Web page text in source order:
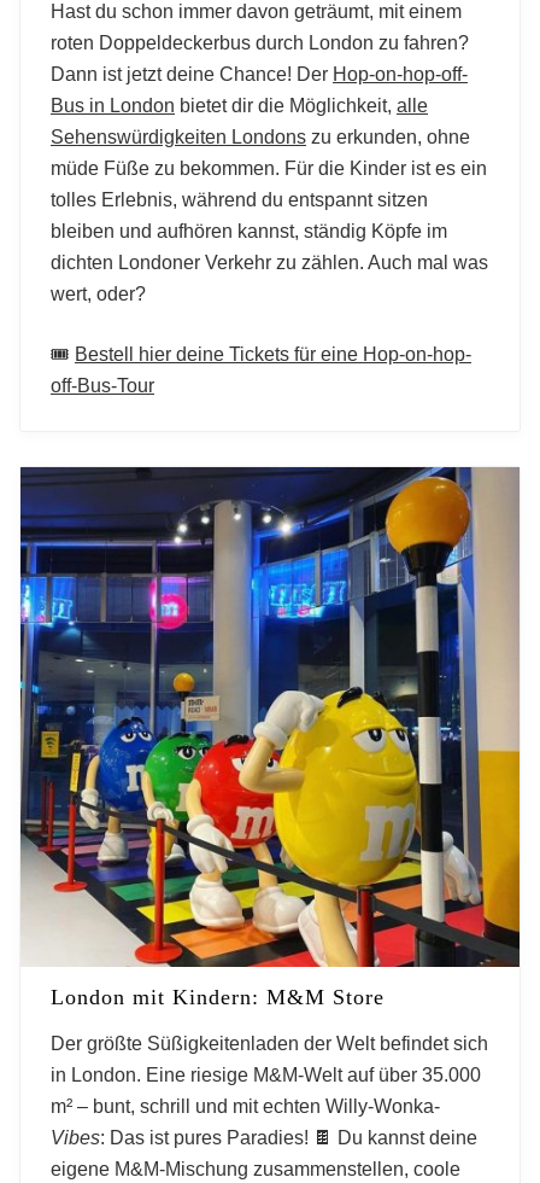
Hast du schon immer davon geträumt, mit einem
roten Doppeldeckerbus durch London zu fahren?
Dann ist jetzt deine Chance! Der Hop-on-hop-off-
Bus in London bietet dir die Möglichkeit, alle
Sehenswürdigkeiten Londons zu erkunden, ohne
müde Füße zu bekommen. Für die Kinder ist es ein
tolles Erlebnis, während du entspannt sitzen
bleiben und aufhören kannst, ständig Köpfe im
dichten Londoner Verkehr zu zählen. Auch mal was
wert, oder?
🎟️ Bestell hier deine Tickets für eine Hop-on-hop-
off-Bus-Tour
London mit Kindern: M&M Store
Der größte Süßigkeitenladen der Welt befindet sich
in London. Eine riesige M&M-Welt auf über 35.000
m² – bunt, schrill und mit echten Willy-Wonka-
Vibes: Das ist pures Paradies! 🍫 Du kannst deine
eigene M&M-Mischung zusammenstellen, coole